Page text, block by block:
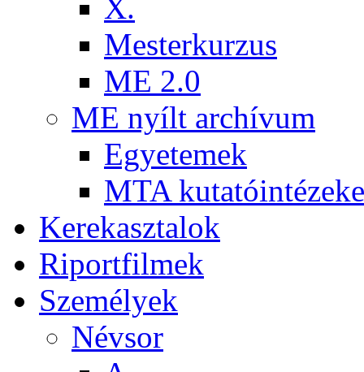
X.
Mesterkurzus
ME 2.0
ME nyílt archívum
Egyetemek
MTA
Kerekasztalok
Riportfilmek
Személyek
Névsor